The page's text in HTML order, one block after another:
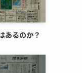
あるのか？